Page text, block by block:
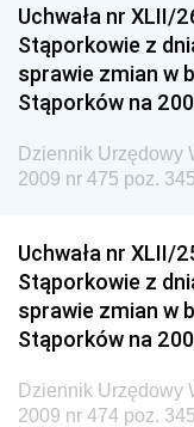
Dziennik
Dziennik
Wewnętrznego
Dziennik
Dziennik
Krajowych i
Dziennik
Dziennik
Uchwała nr XLII/
Stąporkowie z
sprawie zmian w
Stąporków na
Dziennik Urzędowy
2009 nr 475 poz.
Uchwała nr XLII/
Stąporkowie z
sprawie zmian w
Stąporków na
Dziennik Urzędowy
2009 nr 474 poz.